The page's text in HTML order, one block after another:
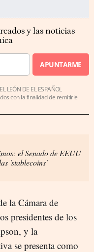
y las noticias
APUNTARME
LEÓN DE EL ESPAÑOL
con la finalidad de remitirle
el Senado de EEUU
'stablecoins'
la Cámara de
presidentes de los
y la
se presenta como